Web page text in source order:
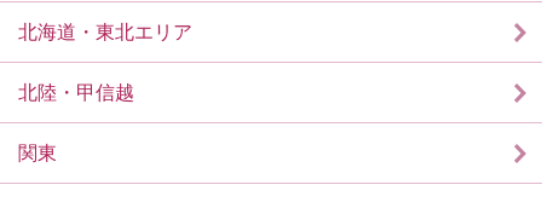
北海道・東北エリア
北陸・甲信越
関東